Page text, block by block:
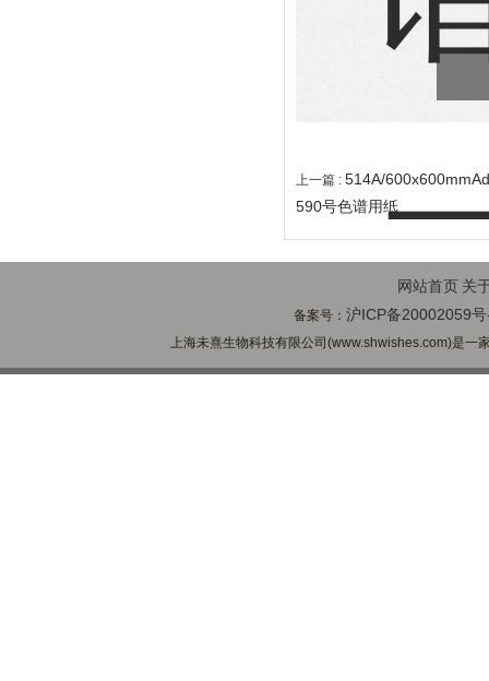
上一篇 : 514A/
590号色谱用纸
网站首页 关
备案号：沪ICP备20002059
上海未熹生物科技有限公司(www.shwishes.com)是一